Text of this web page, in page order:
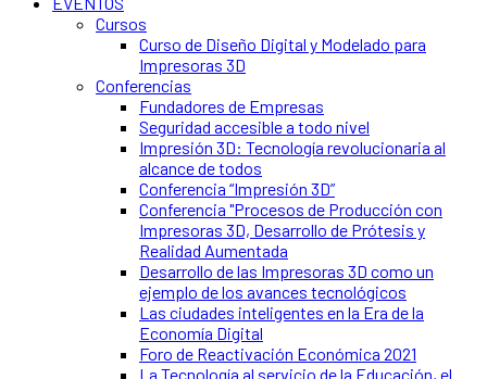
Cursos
Curso de Diseño Digital y Modelado para
Impresoras 3D
Conferencias
Fundadores de Empresas
Seguridad accesible a todo nivel
Impresión 3D: Tecnología revolucionaria al
alcance de todos
Conferencia “Impresión 3D”
Conferencia "Procesos de Producción con
Impresoras 3D, Desarrollo de Prótesis y
Realidad Aumentada
Desarrollo de las Impresoras 3D como un
ejemplo de los avances tecnológicos
Las ciudades inteligentes en la Era de la
Economía Digital
Foro de Reactivación Económica 2021
La Tecnología al servicio de la Educación, el